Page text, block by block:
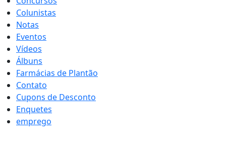
Colunistas
Notas
Eventos
Vídeos
Álbuns
Farmácias de Plantão
Contato
Cupons de Desconto
Enquetes
emprego